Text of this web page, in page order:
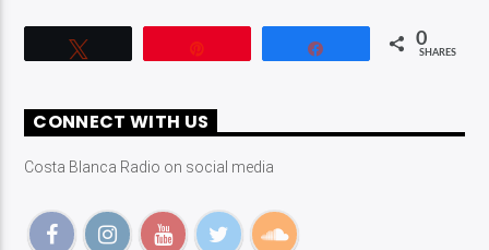
0
SHARES
CONNECT WITH US
Costa Blanca Radio on social media